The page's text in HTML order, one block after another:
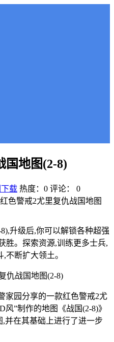
国地图(2-8)
载 热度：0 评论：
0
红色警戒2尤里复仇战国地图
升级后,你可以解锁各种超强
胜。探索资源,训练更多士兵,
不断扩大领土。
家园分享的一款红色警戒2尤
”制作的地图《战国(2-8)》
并在其基础上进行了进一步